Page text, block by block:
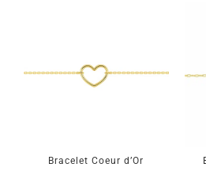
SECONDE MAIN
Mon Compte
Bracelet Coeur d’Or